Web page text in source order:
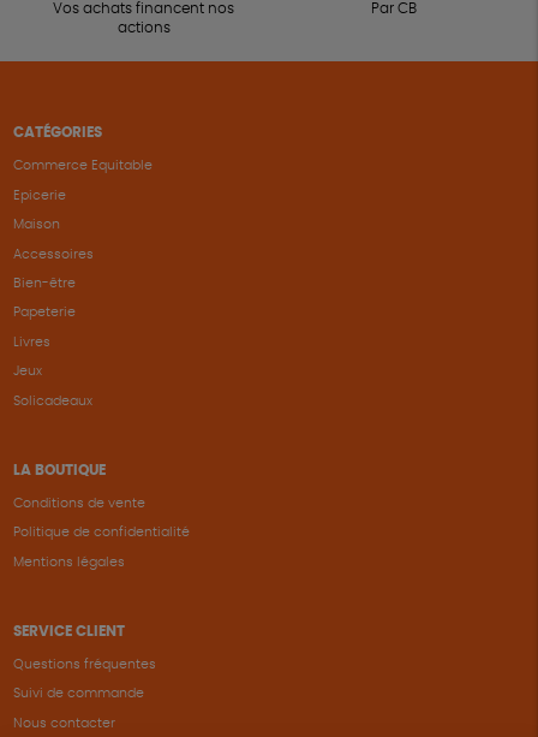
Vos achats financent nos
actions
Par CB
CATÉGORIES
Commerce Equitable
Epicerie
Maison
Accessoires
Bien-être
Papeterie
Livres
Jeux
Solicadeaux
LA BOUTIQUE
Conditions de vente
Politique de confidentialité
Mentions légales
SERVICE CLIENT
Questions fréquentes
Suivi de commande
Nous contacter